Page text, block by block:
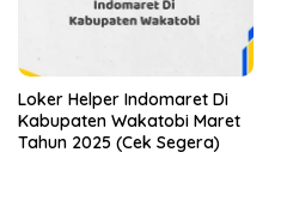
Loker Helper Indomaret Di
Kabupaten Wakatobi Maret
Tahun 2025 (Cek Segera)